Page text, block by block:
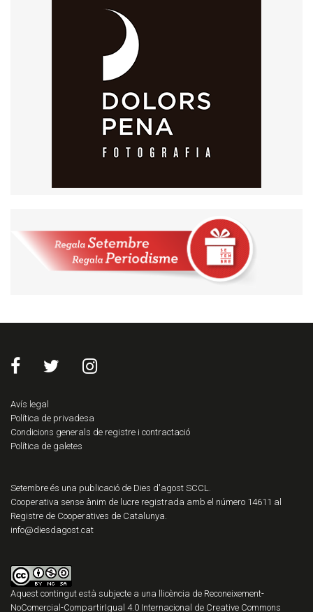
Avís legal
Política de privadesa
Condicions generals de registre i contractació
Política de galetes
Setembre és una publicació de Dies d'agost SCCL.
Cooperativa sense ànim de lucre registrada amb el número 14611 al
Registre de Cooperatives de Catalunya.
info@diesdagost.cat
Aquest contingut està subjecte a una llicència de Reconeixement-
NoComercial-CompartirIgual 4.0 Internacional de Creative Commons